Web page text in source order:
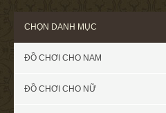
CHỌN DANH MỤC
ĐỒ CHƠI CHO NAM
ĐỒ CHƠI CHO NỮ